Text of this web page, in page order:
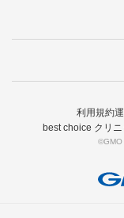
利用規約
best choice クリ
©GMO